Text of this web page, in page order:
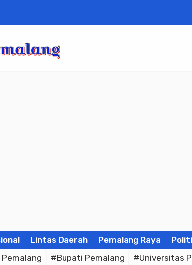
Lintas Daerah Pemalang Raya
#Bupati Pemalang #Universitas